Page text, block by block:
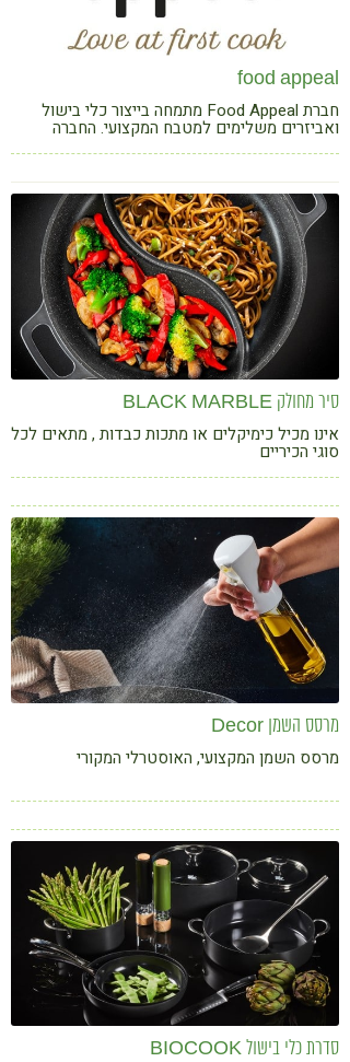
food appeal
חברת Food Appeal מתמחה בייצור כלי בישול
ואביזרים משלימים למטבח המקצועי. החברה
סיר מחולק BLACK MARBLE
אינו מכיל כימיקלים או מתכות כבדות , מתאים לכל
סוגי הכיריים
מרסס השמן Decor
מרסס השמן המקצועי, האוסטרלי המקורי
סדרת כלי בישול BIOCOOK